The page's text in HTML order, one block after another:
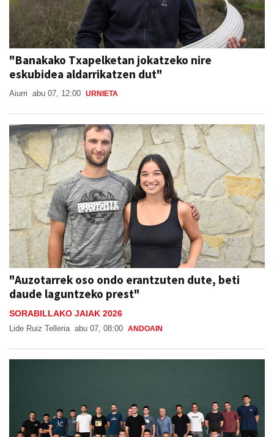
"Banakako Txapelketan jokatzeko nire
eskubidea aldarrikatzen dut"
Aiurri abu 07, 12:00 URNIETA
"Auzotarrek oso ondo erantzuten dute, beti
daude laguntzeko prest"
SORABILLAKO JAIAK 2026
Lide Ruiz Telleria abu 07, 08:00 ANDOAIN